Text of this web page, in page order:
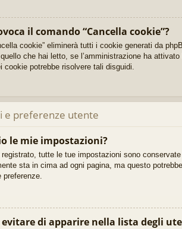
il comando “Cancella cookie”?
cookie” eliminerà tutti i cookie generati da
che hai letto, se l’amministrazione ha
cookie potrebbe risolvere tali disguidi.
e preferenze utente
le mie impostazioni?
tutte le tue impostazioni sono
sta in cima ad ogni pagina, ma questo
preferenze.
evitare di apparire nella lista degli